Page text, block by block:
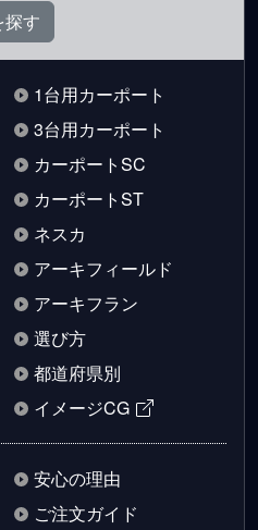
1台用カーポート
3台用カーポート
カーポートSC
カーポートST
ネスカ
アーキフィールド
アーキフラン
選び方
都道府県別
イメージCG
安心の理由
ご注文ガイド